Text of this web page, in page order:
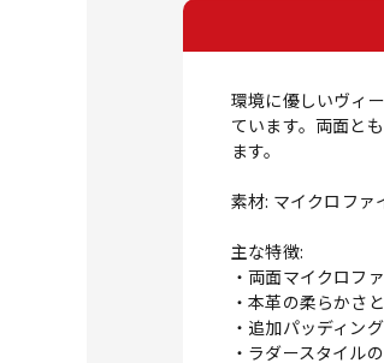
環境に優しいヴィ
ています。両面と
ます。
素材: マイクロファ
主な特徴:
・両面マイクロフ
・本革の柔らかさ
・追加パッディン
・ラダースタイル